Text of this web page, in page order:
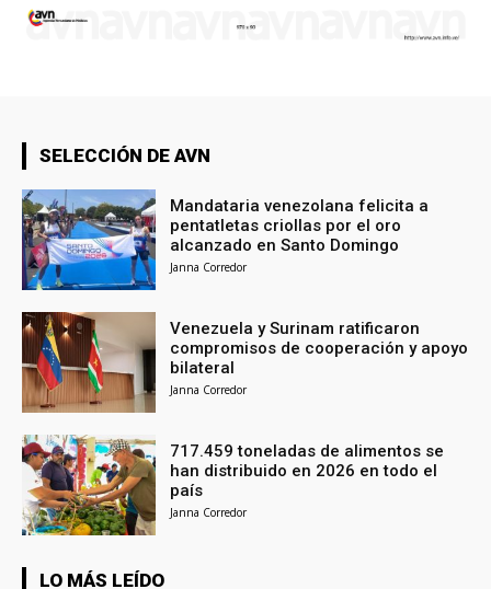
SELECCIÓN DE AVN
Mandataria venezolana felicita a
pentatletas criollas por el oro
alcanzado en Santo Domingo
Janna Corredor
Venezuela y Surinam ratificaron
compromisos de cooperación y apoyo
bilateral
Janna Corredor
717.459 toneladas de alimentos se
han distribuido en 2026 en todo el
país
Janna Corredor
LO MÁS LEÍDO